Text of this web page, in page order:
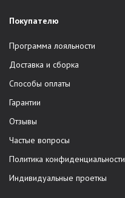
Покупателю
Программа лояльности
Доставка и сборка
Способы оплаты
Гарантии
Отзывы
Частые вопросы
Политика конфиденциальности
Индивидуальные проеткы